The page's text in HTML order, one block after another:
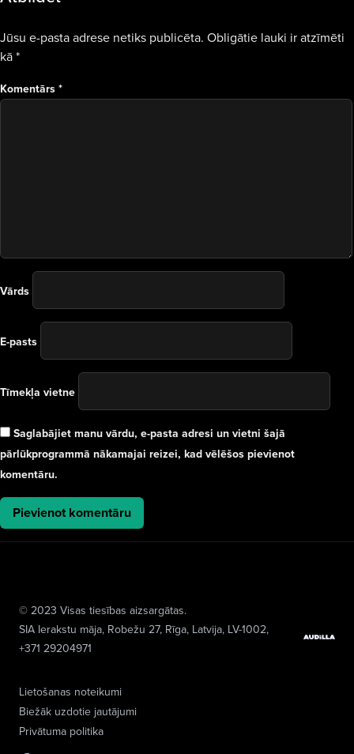
Jūsu e-pasta adrese netiks publicēta. Obligātie lauki ir atzīmēti
kā*
Komentārs*
Vārds
E-pasts
Tīmekļa vietne
Saglabājiet manu vārdu, e-pasta adresi un vietni šajā
pārlūkprogrammā nākamajai reizei, kad vēlēšos pievienot
komentāru.
Lietošanas noteikumi
Biežāk uzdotie jautājumi
Privātuma politika
© 2023 Visas tiesības aizsargātas.
SIA Ierakstu māja, Robežu 27, Rīga, Latvija, LV-1002,
+371 29204971